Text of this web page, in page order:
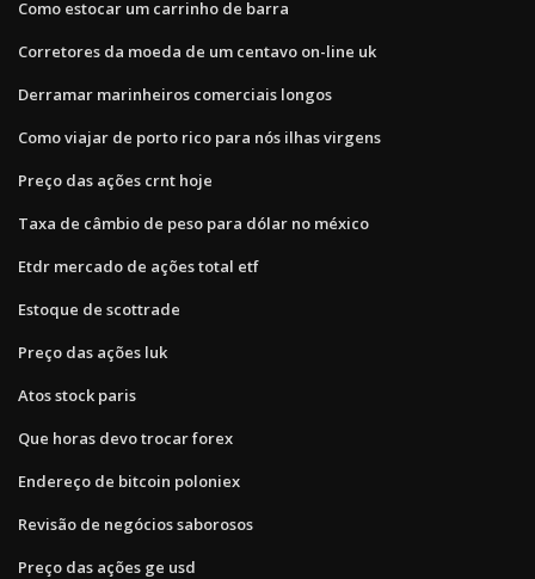
Como estocar um carrinho de barra
Corretores da moeda de um centavo on-line uk
Derramar marinheiros comerciais longos
Como viajar de porto rico para nós ilhas virgens
Preço das ações crnt hoje
Taxa de câmbio de peso para dólar no méxico
Etdr mercado de ações total etf
Estoque de scottrade
Preço das ações luk
Atos stock paris
Que horas devo trocar forex
Endereço de bitcoin poloniex
Revisão de negócios saborosos
Preço das ações ge usd